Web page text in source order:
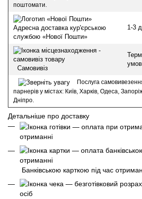
поштомати.
Адресна доставка кур'єрською
службою «Нової Пошти»
1-3
Самовивіз
Послуга
парнерів у містах: Київ, Харків, Одеса,
Дніпро.
Детальніше про доставку
отриманні
Банківською карткою під час